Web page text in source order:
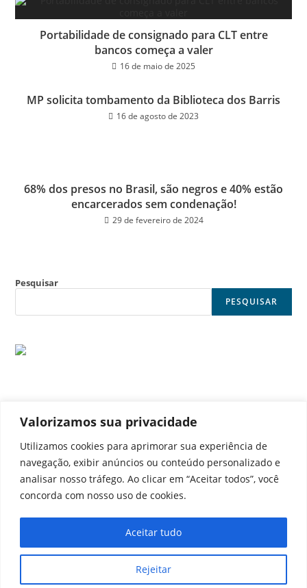
Valorizamos sua privacidade
Utilizamos cookies para aprimorar sua experiência de
navegação, exibir anúncios ou conteúdo personalizado e
analisar nosso tráfego. Ao clicar em “Aceitar todos”, você
concorda com nosso uso de cookies.
Rejeitar
Aceitar tudo
Portabilidade de consignado para CLT entre
bancos começa a valer
16 de maio de 2025
MP solicita tombamento da Biblioteca dos Barris
16 de agosto de 2023
68% dos presos no Brasil, são negros e 40% estão
encarcerados sem condenação!
29 de fevereiro de 2024
Pesquisar
PESQUISAR
Política de cookies